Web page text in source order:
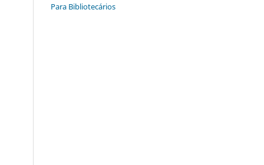
Para Bibliotecários